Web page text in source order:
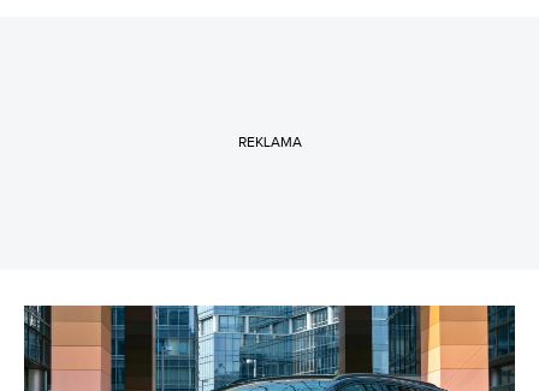
REKLAMA